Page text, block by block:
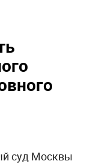
суд Москвы